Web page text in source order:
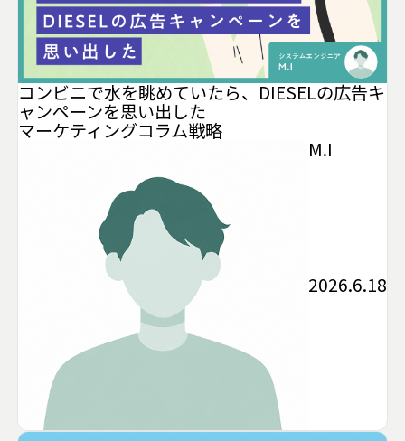
コンビニで水を眺めていたら、DIESELの広告キ
ャンペーンを思い出した
マーケティングコラム戦略
M.I
2026.6.18